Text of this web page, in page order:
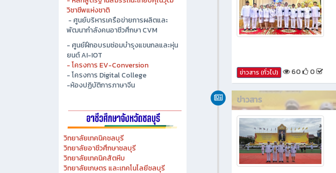
- ศูนย์ปัญญาประดิษฐ์เพื่ออุตสาหกรรม
วิทยาลัยเทคนิคชลบุรี
- หลักสูตรฐานสมรรถนะเทียบคุณวุฒิ
วิชาชีพแห่งชาติ
- ศูนย์บริหารเครือข่ายการผลิตและ
พัฒนากำลังคนอาชีวศึกษา CVM
- ศูนย์ฝึกอบรมซ่อมบำรุงแขนกลและหุ่น
- โครงการ Digital College
-ห้องปฏิบัติการภาษาจีน
ข่าวสาร
ข่าวสาร (ทั่วไป) 60 0
ข่าวสาร